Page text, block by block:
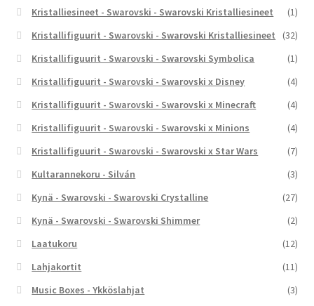
Kristalliesineet - Swarovski - Swarovski Kristalliesineet
(1)
Kristallifiguurit - Swarovski - Swarovski Kristalliesineet
(32)
Kristallifiguurit - Swarovski - Swarovski Symbolica
(1)
Kristallifiguurit - Swarovski - Swarovski x Disney
(4)
Kristallifiguurit - Swarovski - Swarovski x Minecraft
(4)
Kristallifiguurit - Swarovski - Swarovski x Minions
(4)
Kristallifiguurit - Swarovski - Swarovski x Star Wars
(7)
Kultarannekoru - Silván
(3)
Kynä - Swarovski - Swarovski Crystalline
(27)
Kynä - Swarovski - Swarovski Shimmer
(2)
Laatukoru
(12)
Lahjakortit
(11)
Music Boxes - Ykköslahjat
(3)